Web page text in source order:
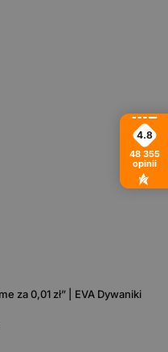
za 0,01 zł” | EVA Dywaniki
4.8
48 355
opinii